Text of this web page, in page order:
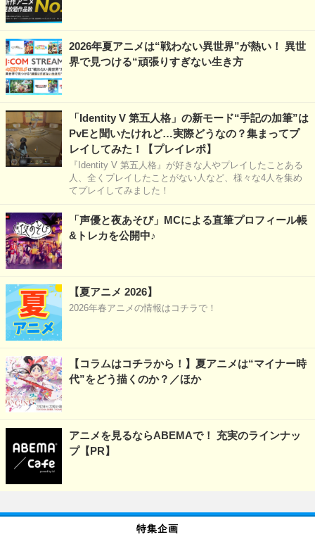
2026年夏アニメは“戦わない異世界”が熱い！ 異世
界で見つける“頑張りすぎない生き方
「Identity V 第五人格」の新モード“手記の加筆”は
PvEと聞いたけれど…実際どうなの？集まってプ
レイしてみた！【プレイレポ】
『Identity V 第五人格』が好きな人やプレイしたことある
人、全くプレイしたことがない人など、様々な4人を集め
てプレイしてみました！
「声優と夜あそび」MCによる直筆プロフィール帳
&トレカを公開中♪
【夏アニメ 2026】
2026年春アニメの情報はコチラで！
【コラムはコチラから！】夏アニメは“マイナー時
代”をどう描くのか？／ほか
アニメを見るならABEMAで！ 充実のラインナッ
プ【PR】
特集企画